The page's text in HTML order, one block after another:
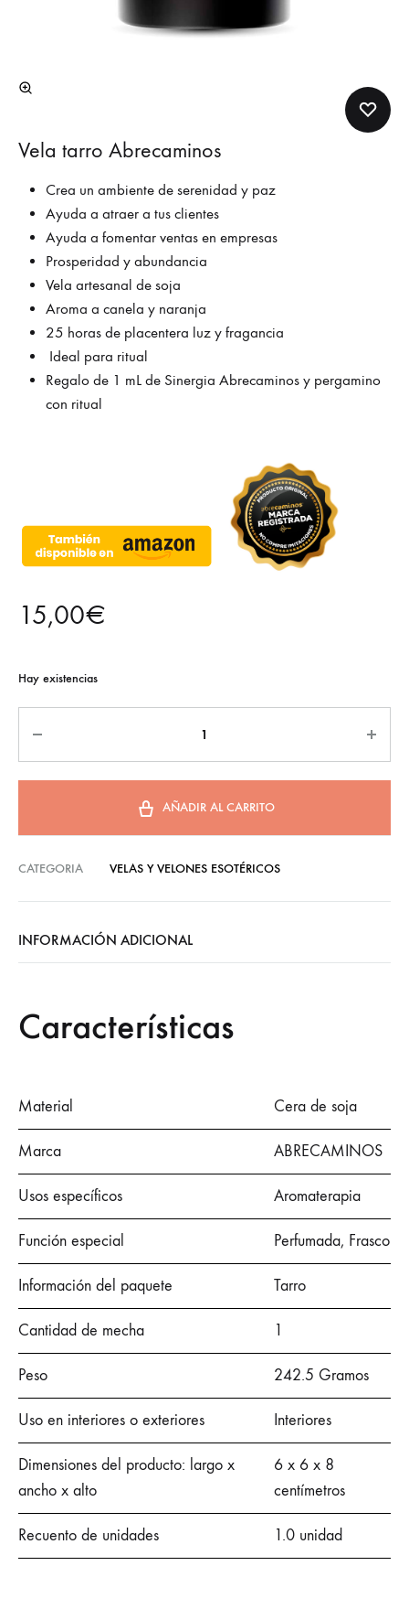
Vela tarro Abrecaminos
Crea un ambiente de serenidad y paz
Ayuda a atraer a tus clientes
Ayuda a fomentar ventas en empresas
Prosperidad y abundancia
Vela artesanal de soja
Aroma a canela y naranja
25 horas de placentera luz y fragancia
Ideal para ritual
Regalo de 1 mL de Sinergia Abrecaminos y pergamino
con ritual
15,00€
Hay existencias
AÑADIR AL CARRITO
CATEGORIA VELAS Y VELONES ESOTÉRICOS
INFORMACIÓN ADICIONAL
Características
Material Cera de soja
Marca ABRECAMINOS
Usos específicos Aromaterapia
Función especial Perfumada, Frasco
Información del paquete Tarro
Cantidad de mecha 1
Peso 242.5 Gramos
Uso en interiores o exteriores Interiores
Dimensiones del producto: largo x
ancho x alto
6 x 6 x 8
centímetros
Recuento de unidades 1.0 unidad